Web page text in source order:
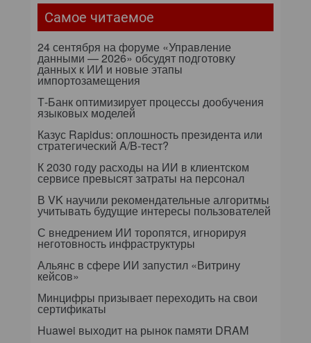
Самое читаемое
24 сентября на форуме «Управление
данными — 2026» обсудят подготовку
данных к ИИ и новые этапы
импортозамещения
Т-Банк оптимизирует процессы дообучения
языковых моделей
Казус Rapidus: оплошность президента или
стратегический A/B-тест?
К 2030 году расходы на ИИ в клиентском
сервисе превысят затраты на персонал
В VK научили рекомендательные алгоритмы
учитывать будущие интересы пользователей
С внедрением ИИ торопятся, игнорируя
неготовность инфраструктуры
Альянс в сфере ИИ запустил «Витрину
кейсов»
Минцифры призывает переходить на свои
сертификаты
Huawei выходит на рынок памяти DRAM